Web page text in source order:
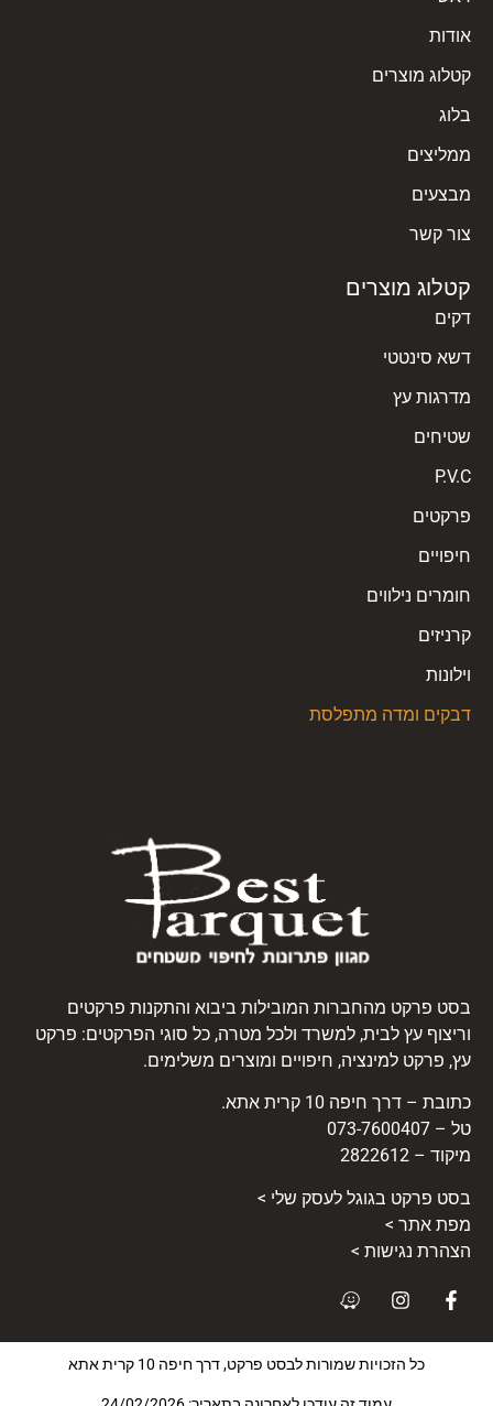
אודות
קטלוג מוצרים
בלוג
ממליצים
מבצעים
צור קשר
קטלוג מוצרים
דקים
דשא סינטטי
מדרגות עץ
שטיחים
P.V.C
פרקטים
חיפויים
חומרים נילווים
קרניזים
וילונות
דבקים ומדה מתפלסת
בסט פרקט מהחברות המובילות ביבוא והתקנות פרקטים
וריצוף עץ לבית, למשרד ולכל מטרה, כל סוגי הפרקטים: פרקט
עץ, פרקט למינציה, חיפויים ומוצרים משלימים.
כתובת – דרך חיפה 10 קרית אתא.
טל – 073-7600407
מיקוד – 2822612
בסט פרקט בגוגל לעסק שלי >
מפת אתר >
הצהרת נגישות >
כל הזכויות שמורות לבסט פרקט, דרך חיפה 10 קרית אתא